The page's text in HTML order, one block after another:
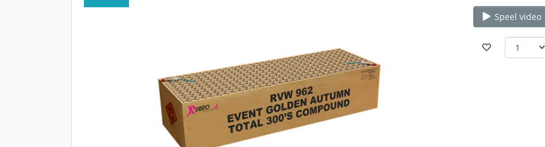
Speel video